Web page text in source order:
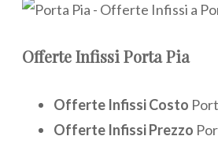
Offerte Infissi Porta Pia
Offerte Infissi Costo
Offerte Infissi Prezzo